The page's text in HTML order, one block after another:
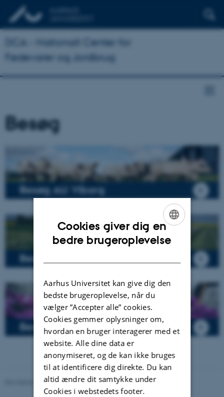
DCA - Nationalt Center for
Fødevarer og Jordbrug
Besøg
Besøg AU Viborg
Besøg AU Flakkebjerg
Besøg AU Auning
Revideret 13.11.2025-DCA
ENGLISH
Cookies giver dig en
bedre brugeroplevelse
Aarhus Universitet kan give dig den
bedste brugeroplevelse, når du
vælger ”Accepter alle” cookies.
Cookies gemmer oplysninger om,
hvordan en bruger interagerer med et
website. Alle dine data er
anonymiseret, og de kan ikke bruges
til at identificere dig direkte. Du kan
altid ændre dit samtykke under
Cookies i webstedets footer.